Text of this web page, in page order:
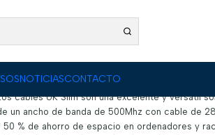
NOTICIASCONTACTO
de Red Categoría
cables UK Slim son una excelente y versátil
un ancho de banda de 500Mhz con cable de
50 % de ahorro de espacio en ordenadores y